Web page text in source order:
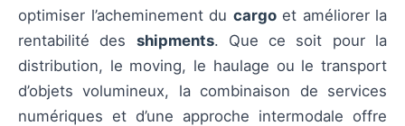
optimiser l’acheminement du cargoet améliorer la
rentabilité des shipments. Que ce soit pour la
distribution, le moving, le haulage ou le transport
d’objets volumineux, la combinaison de services
numériques et d’une approche intermodale offre